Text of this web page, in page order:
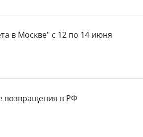
в Москве" с 12 по 14 июня
возвращения в РФ